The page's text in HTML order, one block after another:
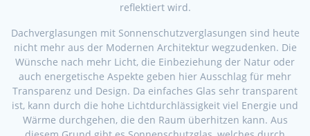
reflektiert wird.
Dachverglasungen mit Sonnenschutzverglasungen sind heute
nicht mehr aus der Modernen Architektur wegzudenken. Die
Wünsche nach mehr Licht, die Einbeziehung der Natur oder
auch energetische Aspekte geben hier Ausschlag für mehr
Transparenz und Design. Da einfaches Glas sehr transparent
ist, kann durch die hohe Lichtdurchlässigkeit viel Energie und
Wärme durchgehen, die den Raum überhitzen kann. Aus